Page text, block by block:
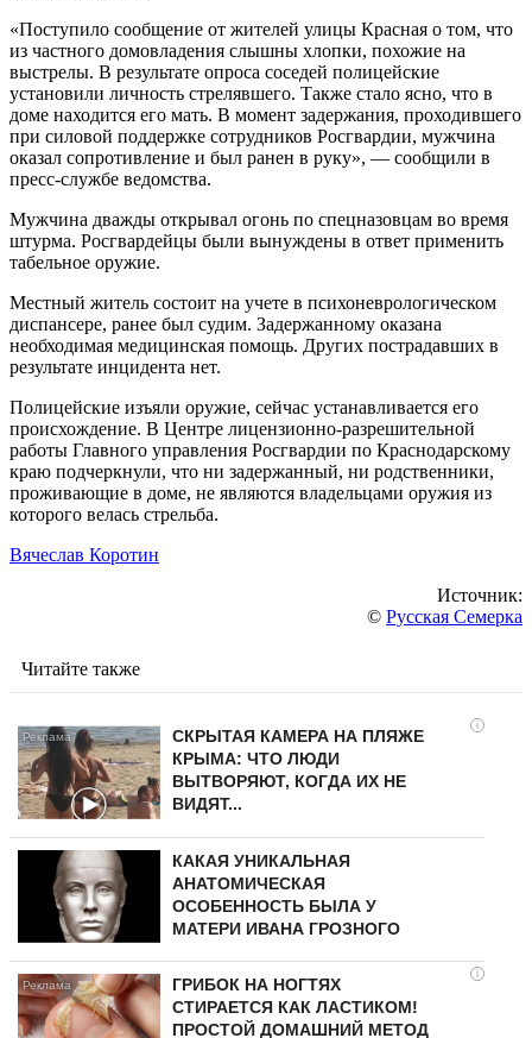
«Поступило сообщение от жителей улицы Красная о том, что
из частного домовладения слышны хлопки, похожие на
выстрелы. В результате опроса соседей полицейские
установили личность стрелявшего. Также стало ясно, что в
доме находится его мать. В момент задержания, проходившего
при силовой поддержке сотрудников Росгвардии, мужчина
оказал сопротивление и был ранен в руку», — сообщили в
пресс-службе ведомства.
Мужчина дважды открывал огонь по спецназовцам во время
штурма. Росгвардейцы были вынуждены в ответ применить
табельное оружие.
Местный житель состоит на учете в психоневрологическом
диспансере, ранее был судим. Задержанному оказана
необходимая медицинская помощь. Других пострадавших в
результате инцидента нет.
Полицейские изъяли оружие, сейчас устанавливается его
происхождение. В Центре лицензионно-разрешительной
работы Главного управления Росгвардии по Краснодарскому
краю подчеркнули, что ни задержанный, ни родственники,
проживающие в доме, не являются владельцами оружия из
которого велась стрельба.
Вячеслав Коротин
Источник:
© Русская Семерка
Читайте также
i
СКРЫТАЯ КАМЕРА НА ПЛЯЖЕ
КРЫМА: ЧТО ЛЮДИ
ВЫТВОРЯЮТ, КОГДА ИХ НЕ
ВИДЯТ...
КАКАЯ УНИКАЛЬНАЯ
АНАТОМИЧЕСКАЯ
ОСОБЕННОСТЬ БЫЛА У
МАТЕРИ ИВАНА ГРОЗНОГО
i
ГРИБОК НА НОГТЯХ
СТИРАЕТСЯ КАК ЛАСТИКОМ!
ПРОСТОЙ ДОМАШНИЙ МЕТОД